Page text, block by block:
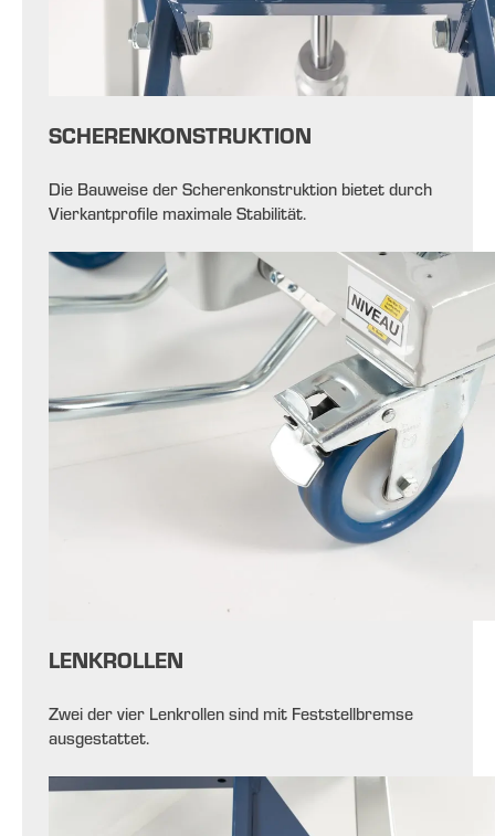
SCHERENKONSTRUKTION
Die Bauweise der Scherenkonstruktion bietet durch
Vierkantprofile maximale Stabilität.
LENKROLLEN
Zwei der vier Lenkrollen sind mit Feststellbremse
ausgestattet.